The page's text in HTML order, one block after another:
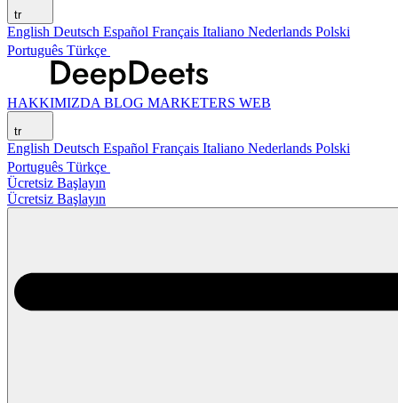
tr
English Deutsch Español Français Italiano Nederlands Polski
Português Türkçe
HAKKIMIZDA BLOG MARKETERS WEB
tr
English Deutsch Español Français Italiano Nederlands Polski
Português Türkçe
Ücretsiz Başlayın
Ücretsiz Başlayın